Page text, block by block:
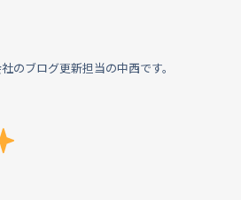
のブログ更新担当の中西です。